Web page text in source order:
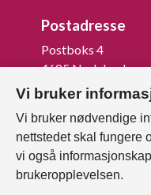
Postadresse
Postboks 4
4685 Nodeland
Org.nr: 820 852 982
Last ned vår
Vi bruker
Vi bruker nødvendige
nettstedet skal fungere
vi også
brukeropplevelsen.